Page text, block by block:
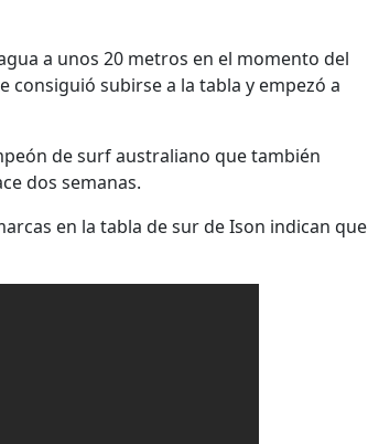
a unos 20 metros en el momento del
subirse a la tabla y empezó a
de surf australiano que también
dos semanas.
en la tabla de sur de Ison indican que